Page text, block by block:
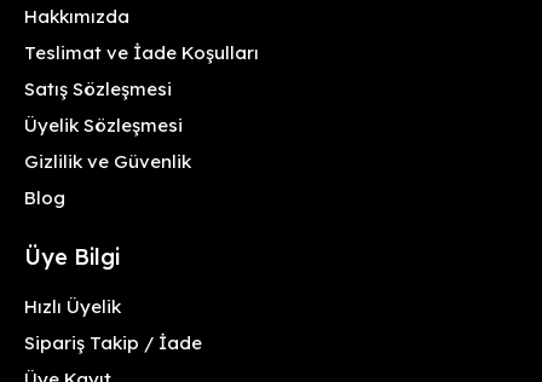
Hakkımızda
Teslimat ve İade Koşulları
Satış Sözleşmesi
Üyelik Sözleşmesi
Gizlilik ve Güvenlik
Blog
Üye Bilgi
Hızlı Üyelik
Sipariş Takip / İade